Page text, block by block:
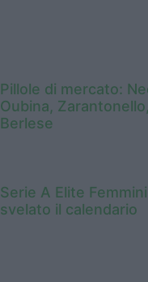
Pillole di mercato:
Oubina,
Berlese
Serie A Elite
svelato il calendario